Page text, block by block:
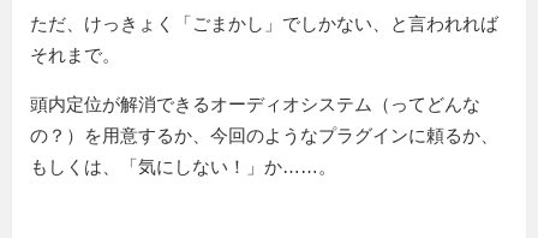
ただ、けっきょく「ごまかし」でしかない、と言われれば
それまで。
頭内定位が解消できるオーディオシステム（ってどんな
の？）を用意するか、今回のようなプラグインに頼るか、
もしくは、「気にしない！」か……。